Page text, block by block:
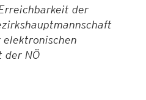
der
elektronischen
der NÖ